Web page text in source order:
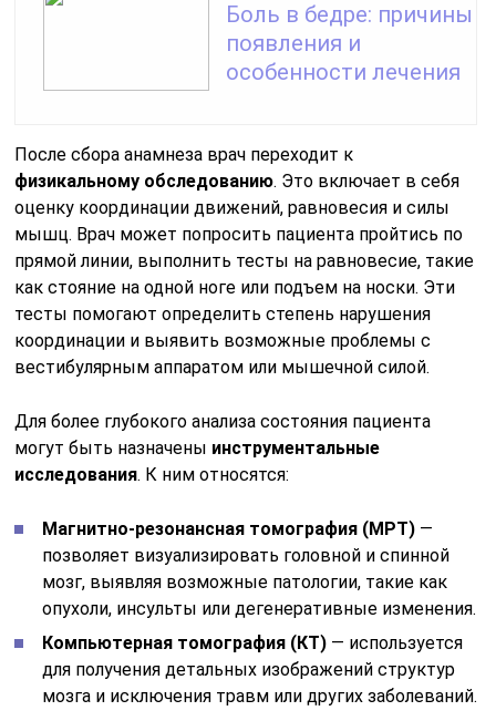
Боль в бедре: причины
появления и
особенности лечения
После сбора анамнеза врач переходит к
физикальному обследованию. Это включает в себя
оценку координации движений, равновесия и силы
мышц. Врач может попросить пациента пройтись по
прямой линии, выполнить тесты на равновесие, такие
как стояние на одной ноге или подъем на носки. Эти
тесты помогают определить степень нарушения
координации и выявить возможные проблемы с
вестибулярным аппаратом или мышечной силой.
Для более глубокого анализа состояния пациента
могут быть назначены инструментальные
исследования. К ним относятся:
Магнитно-резонансная томография (МРТ) —
позволяет визуализировать головной и спинной
мозг, выявляя возможные патологии, такие как
опухоли, инсульты или дегенеративные изменения.
Компьютерная томография (КТ) — используется
для получения детальных изображений структур
мозга и исключения травм или других заболеваний.